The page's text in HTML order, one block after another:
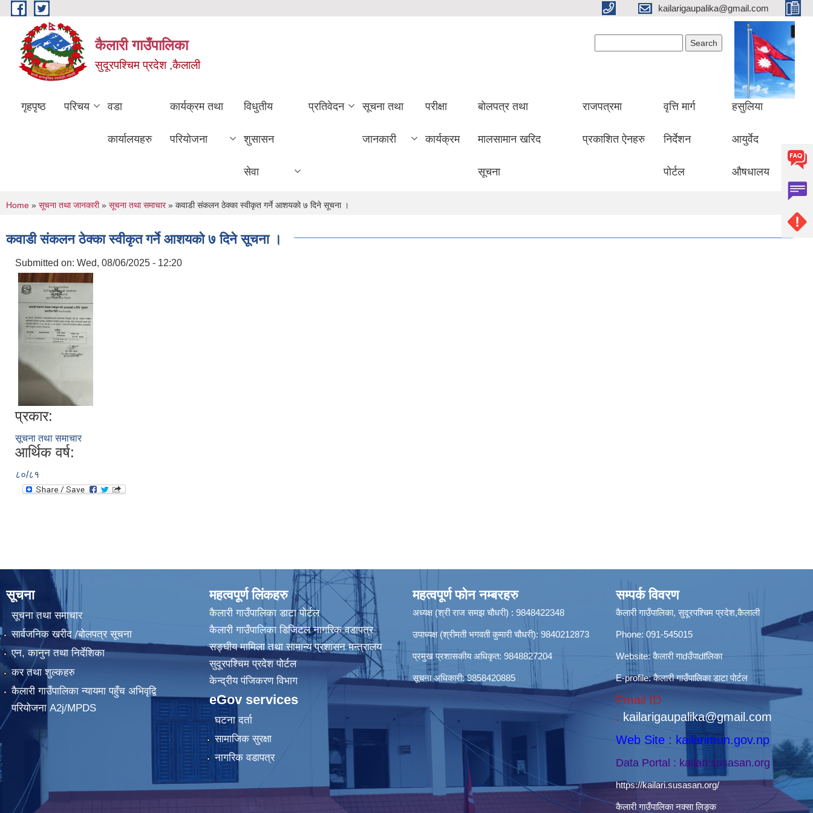
Skip to main content kailarigaupalika@gmail.com
कैलारी गाउँपालिका
सुदूरपश्चिम प्रदेश ,कैलाली
गृहपृष्ठ परिचय वडा
कार्यालयहरु
कार्यक्रम तथा
परियोजना
विधुतीय
शुसासन
सेवा
प्रतिवेदन सूचना तथा
जानकारी
परीक्षा
कार्यक्रम
बोलपत्र तथा
मालसामान खरिद
सूचना
राजपत्रमा
प्रकाशित ऐनहरु
वृत्ति मार्ग
निर्देशन
पोर्टल
हसुलिया
आयुर्वेद
औषधालय
You are here
Home » सूचना तथा जानकारी» सूचना तथा समाचार» कवाडी संकलन ठेक्का स्वीकृत गर्ने आशयको ७ दिने सूचना ।
कवाडी संकलन ठेक्का स्वीकृत गर्ने आशयको ७ दिने सूचना ।
Submitted on: Wed, 08/06/2025 - 12:20
प्रकार:
सूचना तथा समाचार
आर्थिक वर्ष:
८०/८१
सूचना
सूचना तथा समाचार
सार्वजनिक खरीद /बोलपत्र सूचना
एन, कानुन तथा निर्देशिका
कर तथा शुल्कहरु
कैलारी गाउँपालिका न्यायमा पहुँच अभिवृद्वि
परियोजना A2j/MPDS
महत्वपूर्ण लिंकहरु
कैलारी गाउँपालिका डाटा पाेर्टल
कैलारी गाउँपालिका डिजिटल नागरिक वडापत्र
सङ्घीय मामिला तथा सामान्य प्रशासन मन्त्रालय
सुदूरपश्चिम प्रदेश पोर्टल
केन्द्रीय प‌ंजिकरण विभाग
eGov services
घटना दर्ता
सामाजिक सुरक्षा
नागरिक वडापत्र
महत्वपूर्ण फोन नम्बरहरु
अध्यक्ष (श्री राज समझ चौधरी) : 9848422348
उपाध्यक्ष (श्रीमती भगवती कुमारी चौधरी): 9840212873
प्रमुख प्रशासकीय अधिकृत: 9848827204
सूचना अधिकारी: 9858420885
सम्पर्क विवरण
कैलारी गाउँपालिका, सुदूरपश्चिम प्रदेश,कैलाली
Phone: 091-545015
Website:कैलारी गाdउँपाdfलिका
E-profile:कैलारी गाउँपालिका डाटा पाेर्टल
Email ID
: kailarigaupalika@gmail.com
Web Site : kailarimun.gov.np
Data Portal : kailari.susasan.org
https://kailari.susasan.org/
कैलारी गाउँपालिका नक्सा लिङ्क